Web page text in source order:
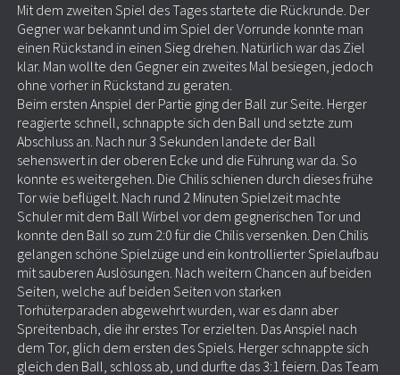
Mit dem zweiten Spiel des Tages startete die Rückrunde. Der
Gegner war bekannt und im Spiel der Vorrunde konnte man
einen Rückstand in einen Sieg drehen. Natürlich war das Ziel
klar. Man wollte den Gegner ein zweites Mal besiegen, jedoch
ohne vorher in Rückstand zu geraten.
Beim ersten Anspiel der Partie ging der Ball zur Seite. Herger
reagierte schnell, schnappte sich den Ball und setzte zum
Abschluss an. Nach nur 3 Sekunden landete der Ball
sehenswert in der oberen Ecke und die Führung war da. So
konnte es weitergehen. Die Chilis schienen durch dieses frühe
Tor wie beflügelt. Nach rund 2 Minuten Spielzeit machte
Schuler mit dem Ball Wirbel vor dem gegnerischen Tor und
konnte den Ball so zum 2:0 für die Chilis versenken. Den Chilis
gelangen schöne Spielzüge und ein kontrollierter Spielaufbau
mit sauberen Auslösungen. Nach weitern Chancen auf beiden
Seiten, welche auf beiden Seiten von starken
Torhüterparaden abgewehrt wurden, war es dann aber
Spreitenbach, die ihr erstes Tor erzielten. Das Anspiel nach
dem Tor, glich dem ersten des Spiels. Herger schnappte sich
gleich den Ball, schloss ab, und durfte das 3:1 feiern. Das Team